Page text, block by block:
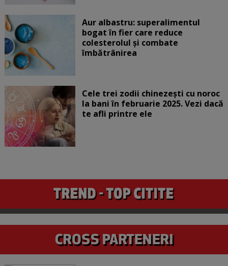
Aur albastru: superalimentul
bogat în fier care reduce
colesterolul și combate
îmbătrânirea
Cele trei zodii chinezești cu noroc
la bani în februarie 2025. Vezi dacă
te afli printre ele